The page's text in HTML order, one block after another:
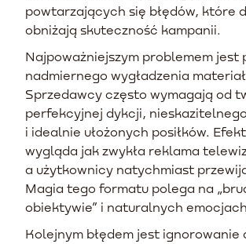
powtarzających się błędów, które
obniżają skuteczność kampanii.
Najpoważniejszym problemem jest
nadmiernego wygładzenia
Sprzedawcy często wymagają od
perfekcyjnej dykcji,
i idealnie ułożonych posiłków.
wygląda jak zwykła reklama
a użytkownicy natychmiast
Magia tego formatu polega na
obiektywie” i naturalnych
Kolejnym błędem jest ignorowanie